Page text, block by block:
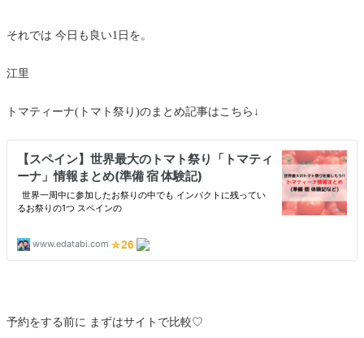
それでは 今日も良い1日を。
江里
トマティーナ(トマト祭り)のまとめ記事はこちら↓
予約をする前に まずはサイトで比較♡